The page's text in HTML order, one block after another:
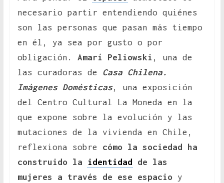
necesario partir entendiendo quiénes
son las personas que pasan más tiempo
en él, ya sea por gusto o por
obligación. Amarí Peliowski , una de
las curadoras de Casa Chilena.
Imágenes Domésticas, una exposición
del Centro Cultural La Moneda en la
que expone sobre la evolución y las
mutaciones de la vivienda en Chile,
reflexiona sobre cómo la sociedad ha
construido la
identidad
de las
mujeres a través de ese espacio y